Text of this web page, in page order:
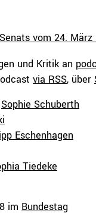
vom 24.
und Kritik an
via RSS, über
Sophie Schuberth
Eschenhagen
Tiedeke
im Bundestag